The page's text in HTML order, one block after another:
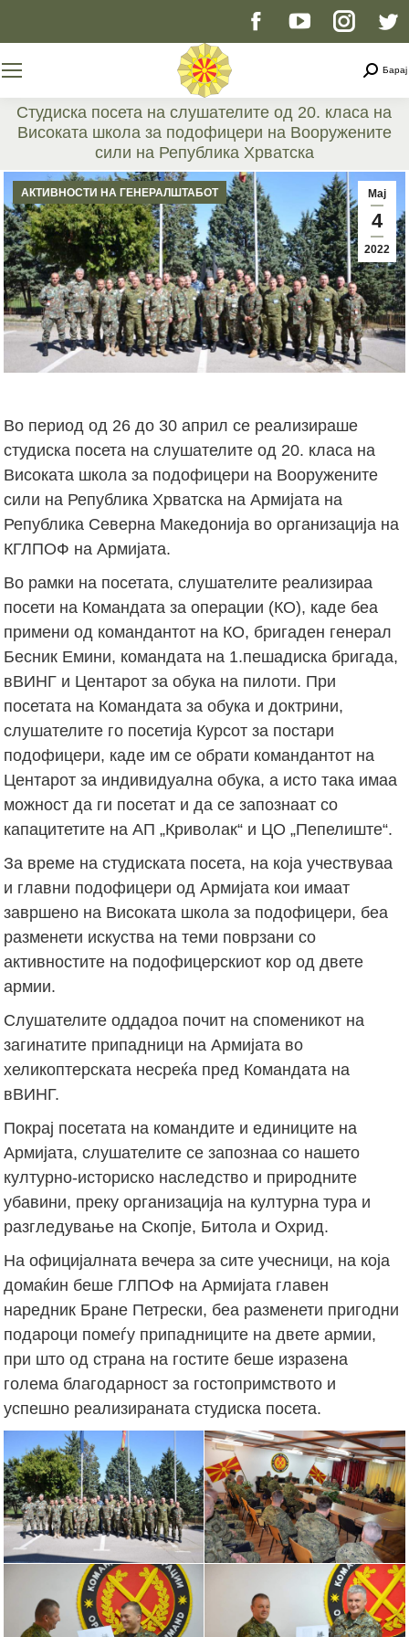
Facebook
opens
in
new
window
YouTube
opens
in
new
window
page
opens
new
window
Барај
Студиска посета на слушателите од 20. класа на
Високата школа за подофицери на Вооружените
сили на Република Хрватска
You are here:
Мај
4
2022
АКТИВНОСТИ НА ГЕНЕРАЛШТАБОТ
Во период од 26 до 30 април се реализираше
студиска посета на слушателите од 20. класа на
Високата школа за подофицери на Вооружените
сили на Република Хрватска на Армијата на
Република Северна Македонија во организација на
КГЛПОФ на Армијата.
Во рамки на посетата, слушателите реализираа
посети на Командата за операции (КО), каде беа
примени од командантот на КО, бригаден генерал
Бесник Емини, командата на 1.пешадиска бригада,
вВИНГ и Центарот за обука на пилоти. При
посетата на Командата за обука и доктрини,
слушателите го посетија Курсот за постари
подофицери, каде им се обрати командантот на
Центарот за индивидуална обука, а исто така имаа
можност да ги посетат и да се запознаат со
капацитетите на АП „Криволак“ и ЦО „Пепелиште“.
За време на студиската посета, на која учествуваа
и главни подофицери од Армијата кои имаат
завршено на Високата школа за подофицери, беа
разменети искуства на теми поврзани со
активностите на подофицерскиот кор од двете
армии.
Слушателите оддадоа почит на споменикот на
загинатите припадници на Армијата во
хеликоптерската несреќа пред Командата на
вВИНГ.
Покрај посетата на командите и единиците на
Армијата, слушателите се запознаа со нашето
културно-историско наследство и природните
убавини, преку организација на културна тура и
разгледување на Скопје, Битола и Охрид.
На официјалната вечера за сите учесници, на која
домаќин беше ГЛПОФ на Армијата главен
наредник Бране Петрески, беа разменети пригодни
подароци помеѓу припадниците на двете армии,
при што од страна на гостите беше изразена
голема благодарност за гостопримството и
успешно реализираната студиска посета.